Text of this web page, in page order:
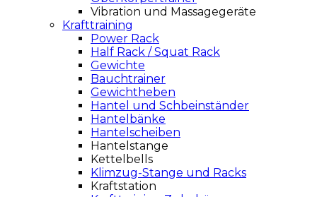
Vibration und Massagegeräte
Krafttraining
Power Rack
Half Rack / Squat Rack
Gewichte
Bauchtrainer
Gewichtheben
Hantel und Schbeinständer
Hantelbänke
Hantelscheiben
Hantelstange
Kettelbells
Klimzug-Stange und Racks
Kraftstation